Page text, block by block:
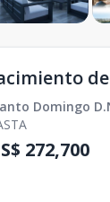
Domingo
272,700